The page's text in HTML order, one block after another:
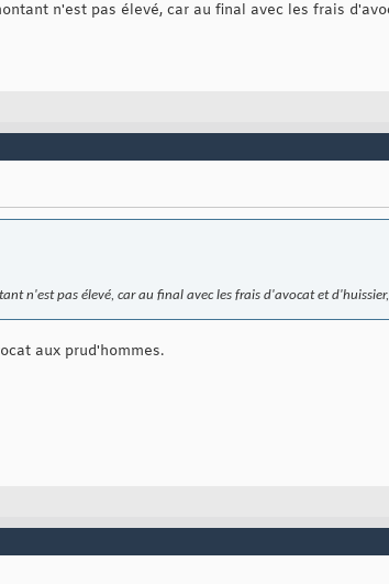
n'est pas élevé, car au final avec les frais
n'est pas élevé, car au final avec les frais d'avocat et
aux prud'hommes.